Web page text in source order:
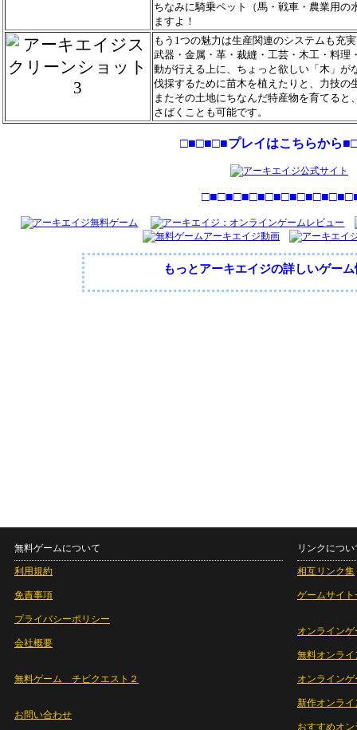
ちなみに騎乗ペット（馬・戦車・農業用の
ますよ！
もう1つの魅力は生産関連のシステムも充
武器・金属・革・裁縫・工芸・木工・料理
動が行える上に、ちょっと欲しい「木」
伐採するために苗木を植えたりと、力技の
またその土地にちなんだ特産物を育てると
さばくことも可能です。
□■□■□■プレイはこちらから
もっとアーキエイジの詳しいゲー
無料ゲームについて
利用規約
免責事項
プライバシーポリシー
会社概要
無料ゲーム チビクエスト２
お問い合わせ
リンクについ
相互リンク集
ゲームサイト
オンラインゲ
無料オンライ
オンライン
新作オンライ
おすすめオ